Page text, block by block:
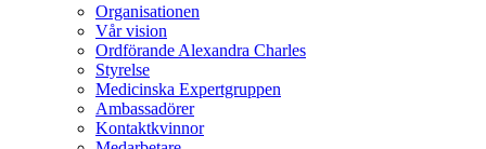
Organisationen
Vår vision
Ordförande Alexandra Charles
Styrelse
Medicinska Expertgruppen
Ambassadörer
Kontaktkvinnor